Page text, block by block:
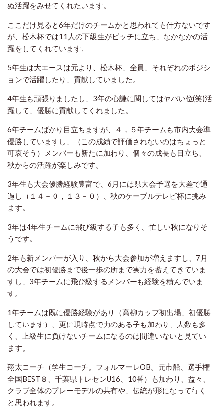
ぬ活躍をみせてくれたいます。
ここだけ見ると6年だけのチームかと思われても仕方ないです
が、松木杯では11人の下級生がピッチに立ち、なかなかの活
躍をしてくれています。
5年生は大エースは元より、松木杯、全員、それぞれのポジシ
ョンで活躍したり、貢献していました。
4年生も頑張りましたし、3年の心謙に関してはヤバい位(笑)活
躍して、優勝に貢献してくれました。
6年チームばかり目立ちますが、４，５年チームも市内大会準
優勝していますし、（この成績で評価されないのはちょっと
可哀そう）メンバーも新たに加わり、個々の成長も目立ち、
秋からの活躍が楽しみです。
3年生も大会優勝経験豊富で、6月には県大会予選を大差で通
過し（１４－０，１３－０）、秋のケーブルテレビ杯に挑み
ます。
3年は4年生チームに飛び級する子も多く、忙しい秋になりそ
うです。
2年も新メンバーが入り、秋から大会参加が増えますし、7月
の大会では初優勝まで後一歩の所まで実力を蓄えてきていま
すし、3年チームに飛び級するメンバーも経験を積んでいま
す。
1年チームは既に優勝経験があり（高柳カップ初出場、初優勝
しています）、更に現時点で力のある子も加わり、人数も多
く、上級生に負けないチームになるのは間違いないと見てい
ます。
翔太コーチ（学生コーチ。フォルマーレOB。元市船、選手権
全国BEST８、千葉県トレセンU16、10番）も加わり、益々、
クラブ全体のプレーモデルの共有や、伝統が形になって行く
と思われます。